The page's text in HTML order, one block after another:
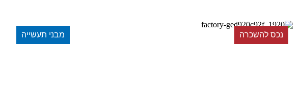
מבני תעשייה נכס להשכרה